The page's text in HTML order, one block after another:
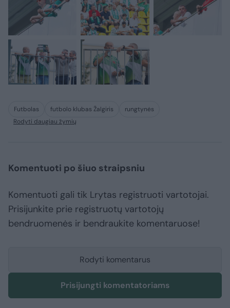
Futbolas futbolo klubas Žalgiris
rungtynės
Rodyti daugiau žymių
Komentuoti po šiuo straipsniu
Komentuoti gali tik Lrytas registruoti vartotojai.
Prisijunkite prie registruotų vartotojų
bendruomenės ir bendraukite komentaruose!
Rodyti komentarus
Prisijungti komentatoriams